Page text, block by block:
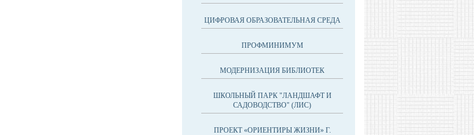
ЦИФРОВАЯ ОБРАЗОВАТЕЛЬНАЯ СРЕДА
ПРОФМИНИМУМ
МОДЕРНИЗАЦИЯ БИБЛИОТЕК
ШКОЛЬНЫЙ ПАРК "ЛАНДШАФТ И
САДОВОДСТВО" (ЛИС)
ПРОЕКТ «ОРИЕНТИРЫ ЖИЗНИ» Г.